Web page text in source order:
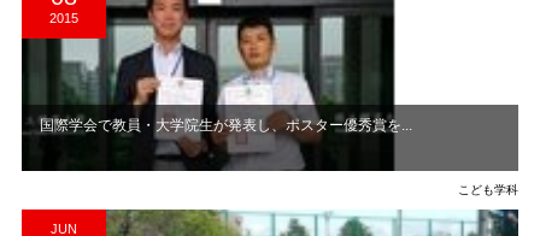
2015
国際学会で教員・大学院生が発表し、ポスター優秀賞を...
こども学科
JUN